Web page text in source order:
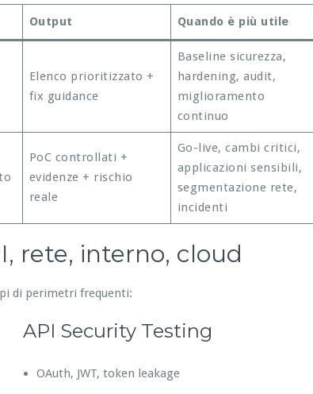
Output Quando è più utile
Elenco prioritizzato +
fix guidance
Baseline sicurezza,
hardening, audit,
miglioramento
continuo
PoC controllati +
evidenze + rischio
reale
Go-live, cambi critici,
applicazioni sensibili,
segmentazione rete,
incidenti
rete, interno, cloud
di perimetri frequenti:
API Security Testing
OAuth, JWT, token leakage